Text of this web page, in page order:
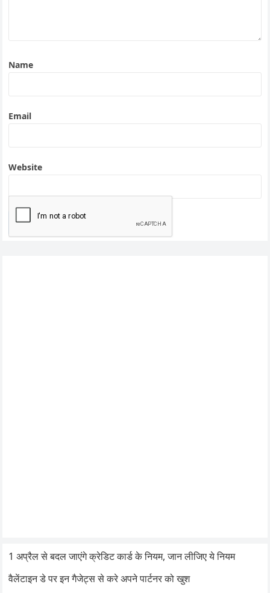
Name
Email
Website
1 अप्रैल से बदल जाएंगे क्रेडिट कार्ड के नियम, जान लीजिए ये नियम
वैलेंटाइन डे पर इन गैजेट्स से करे अपने पार्टनर को खुश